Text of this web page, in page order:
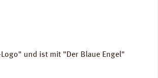
und ist mit "Der Blaue Engel"